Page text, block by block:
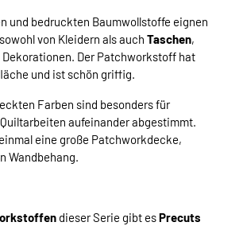
und bedruckten Baumwollstoffe eignen
von Kleidern als auch Taschen,
Der Patchworkstoff hat
und ist schön griffig.
Farben sind besonders für
aufeinander abgestimmt.
eine große Patchworkdecke,
Wandbehang.
dieser Serie gibt esPrecuts